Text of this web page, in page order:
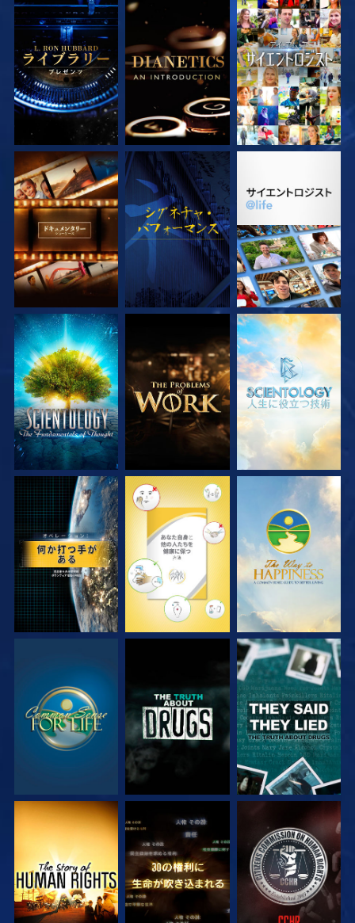
シリーズを探求 シリーズを探求 観る
シリーズを探求 観る シリーズを探求
シリーズを探求 シリーズを探求 シリーズを探求
観る 観る 観る
観る 観る 観る
観る 観る 観る